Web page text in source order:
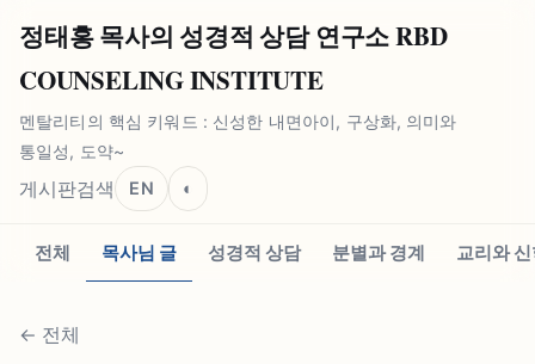
정태홍 목사의 성경적 상담 연구소 RBD
COUNSELING INSTITUTE
멘탈리티의 핵심 키워드 : 신성한 내면아이, 구상화, 의미와
통일성, 도약~
게시판검색 EN ◐
전체 목사님 글 성경적 상담 분별과 경계 교리와
← 전체